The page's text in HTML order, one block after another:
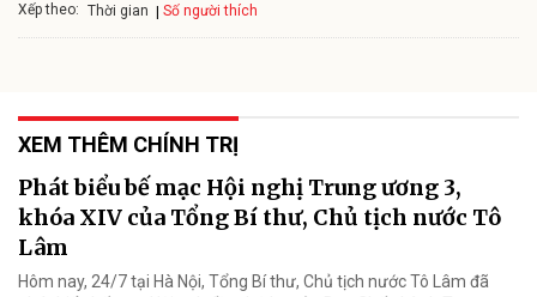
Xếp theo: Thời gian Số người thích
XEM THÊM CHÍNH TRỊ
Phát biểu bế mạc Hội nghị Trung ương 3,
khóa XIV của Tổng Bí thư, Chủ tịch nước Tô
Lâm
Hôm nay, 24/7 tại Hà Nội, Tổng Bí thư, Chủ tịch nước Tô Lâm đã